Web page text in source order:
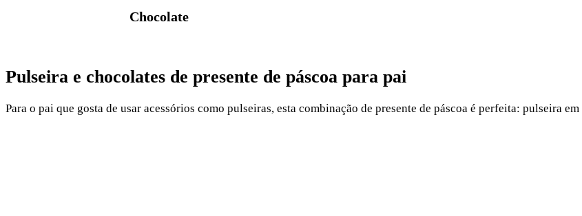
Chocolate
Pulseira e chocolates de presente de páscoa para pai
Para o pai que gosta de usar acessórios como pulseiras, esta combinação de presente de páscoa é perfeita: pulseira